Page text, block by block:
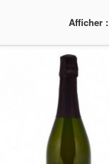
Afficher :